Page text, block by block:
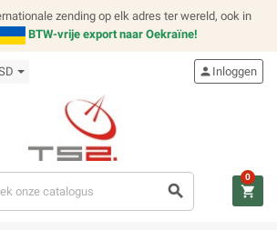
zending op elk adres ter wereld, ook in
BTW-vrije export naar Oekraïne!
search
person Inloggen
shopping_cart
0